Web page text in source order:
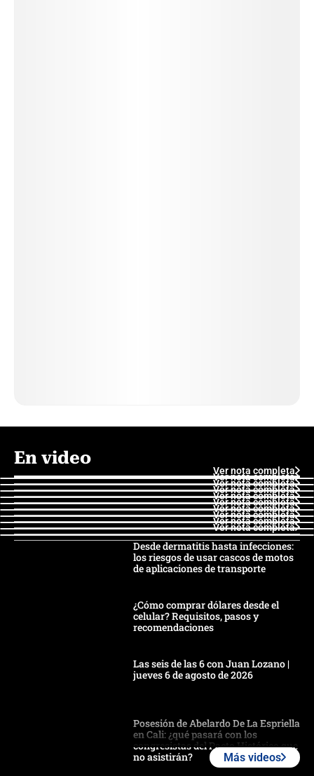
En video
Ver nota completa
Ver nota completa
Ver nota completa
Ver nota completa
Ver nota completa
Ver nota completa
Ver nota completa
Ver nota completa
Ver nota completa
Ver nota completa
Desde dermatitis hasta infecciones:
los riesgos de usar cascos de motos
de aplicaciones de transporte
¿Cómo comprar dólares desde el
celular? Requisitos, pasos y
recomendaciones
Las seis de las 6 con Juan Lozano |
jueves 6 de agosto de 2026
Posesión de Abelardo De La Espriella
en Cali: ¿qué pasará con los
congresistas del Pacto Histórico que
no asistirán?
Más videos